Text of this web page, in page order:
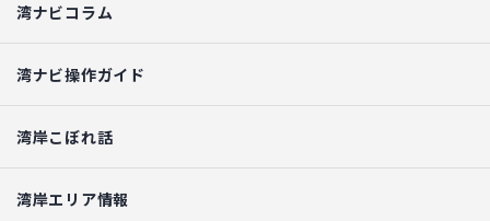
湾ナビコラム
湾ナビ操作ガイド
湾岸こぼれ話
湾岸エリア情報